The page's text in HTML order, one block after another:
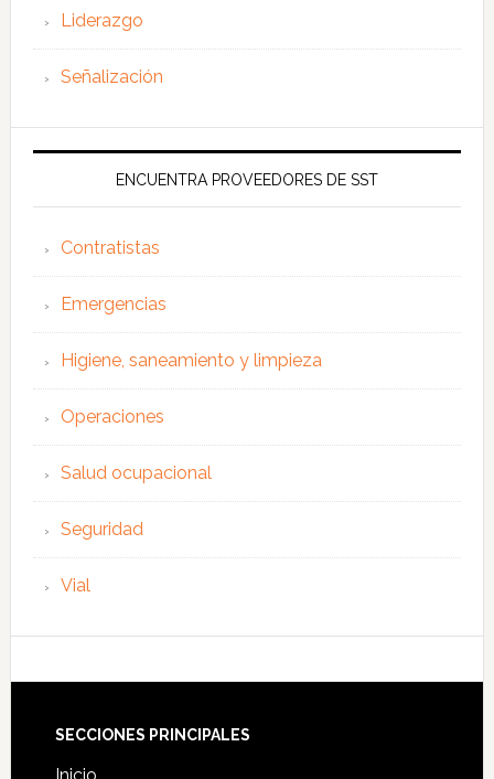
Liderazgo
Señalización
ENCUENTRA PROVEEDORES DE SST
Contratistas
Emergencias
Higiene, saneamiento y limpieza
Operaciones
Salud ocupacional
Seguridad
Vial
Footer
SECCIONES PRINCIPALES
Inicio